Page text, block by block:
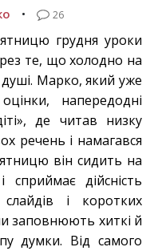
• 26
грудня уроки
те, що холодно на
душі. Марко, який уже
напередодні
де читав низку
речень і намагався
він сидить на
дійсність
і коротких
заповнюють хиткі й
думки. Від самого